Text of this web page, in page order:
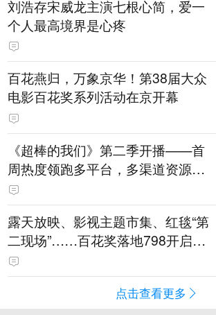
刘浩存宋威龙主演七根心简，爱一
个人最高境界是心疼
百花燕归，万象京华！第38届大众
电影百花奖系列活动在京开幕
《超棒的我们》第二季开播——首
周热度领跑多平台，多渠道资源加
持助推棒球文化出圈
露天放映、影视主题市集、红毯“第
二现场”……百花奖落地798开启城
市文化体验新场景
点击查看更多